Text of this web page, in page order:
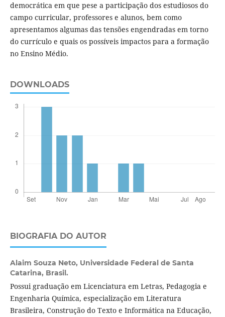
democrática em que pese a participação dos estudiosos do
campo curricular, professores e alunos, bem como
apresentamos algumas das tensões engendradas em torno
do currículo e quais os possíveis impactos para a formação
no Ensino Médio.
DOWNLOADS
BIOGRAFIA DO AUTOR
Alaim Souza Neto, Universidade Federal de Santa
Catarina, Brasil.
Possui graduação em Licenciatura em Letras, Pedagogia e
Engenharia Química, especialização em Literatura
Brasileira, Construção do Texto e Informática na Educação,